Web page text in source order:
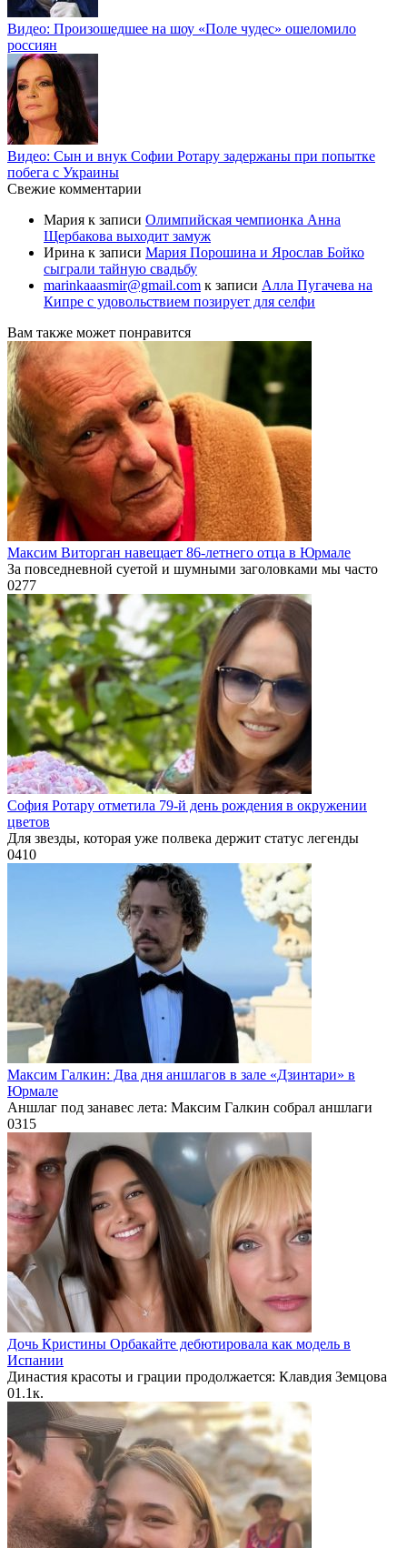
Видео: Произошедшее на шоу «Поле чудес» ошеломило
россиян
Видео: Сын и внук Софии Ротару задержаны при попытке
побега с Украины
Свежие комментарии
Мария к записи Олимпийская чемпионка Анна
Щербакова выходит замуж
Ирина к записи Мария Порошина и Ярослав Бойко
сыграли тайную свадьбу
marinkaaasmir@gmail.com к записи Алла Пугачева на
Кипре с удовольствием позирует для селфи
Вам также может понравится
Максим Виторган навещает 86-летнего отца в Юрмале
За повседневной суетой и шумными заголовками мы часто
0277
София Ротару отметила 79-й день рождения в окружении
цветов
Для звезды, которая уже полвека держит статус легенды
0410
Максим Галкин: Два дня аншлагов в зале «Дзинтари» в
Юрмале
Аншлаг под занавес лета: Максим Галкин собрал аншлаги
0315
Дочь Кристины Орбакайте дебютировала как модель в
Испании
Династия красоты и грации продолжается: Клавдия Земцова
01.1к.